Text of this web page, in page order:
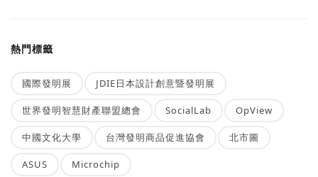
熱門標籤
國際發明展 JDIE日本設計創意暨發明展
世界發明智慧財產聯盟總會 SocialLab OpView
中國文化大學 台灣發明商品促進協會 北市圖
ASUS Microchip